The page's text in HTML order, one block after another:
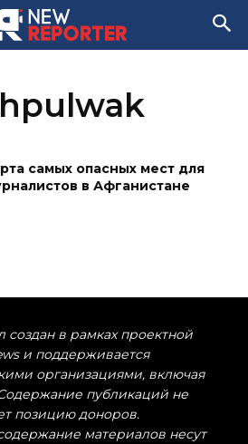
самых опасных мест для
в Афганистане
в рамках проектной
и поддерживается
организациями, включая
публикаций не
позицию доноров.
материалов несут